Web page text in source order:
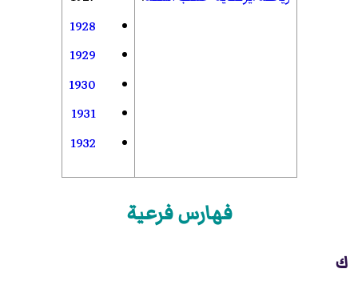
1928
1929
1930
1931
1932
فهارس فرعية
ك